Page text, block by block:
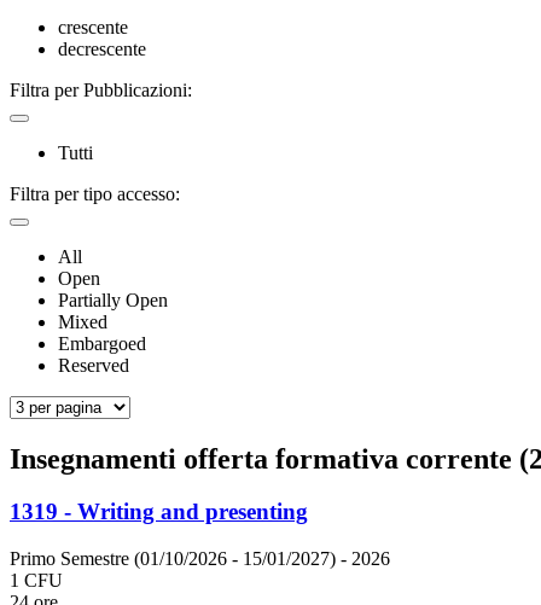
crescente
decrescente
Filtra per Pubblicazioni:
Tutti
Filtra per tipo accesso:
All
Open
Partially Open
Mixed
Embargoed
Reserved
Insegnamenti offerta formativa corrente
1319 - Writing and presenting
Primo Semestre (01/10/2026 - 15/01/2027) - 2026
1 CFU